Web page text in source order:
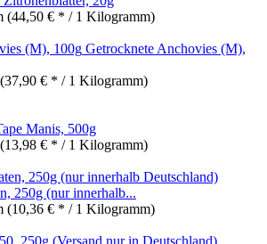
(44,50 € * / 1 Kilogramm)
Getrocknete Anchovies (M),
(37,90 € * / 1 Kilogramm)
Manis, 500g
(13,98 € * / 1 Kilogramm)
250g (nur innerhalb...
(10,36 € * / 1 Kilogramm)